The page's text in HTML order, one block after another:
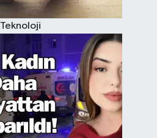
Teknoloji